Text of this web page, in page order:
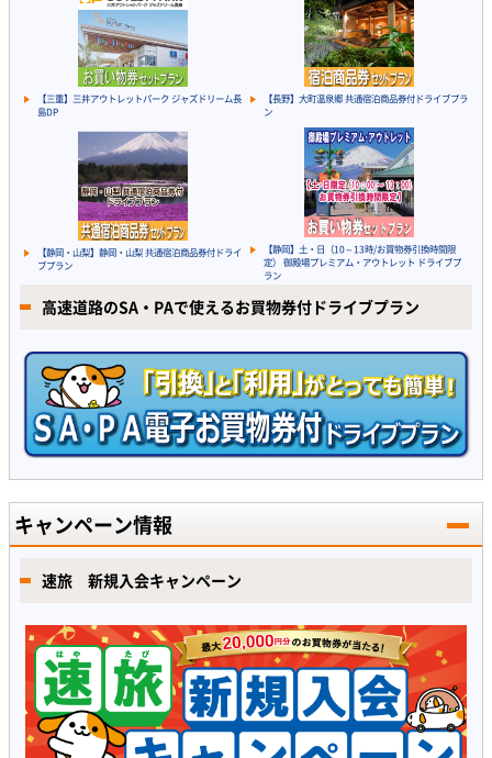
【三重】三井アウトレットパーク ジャズドリーム長
島DP
【長野】大町温泉郷 共通宿泊商品券付ドライブプラ
ン
【静岡・山梨】静岡・山梨 共通宿泊商品券付ドライ
ブプラン
【静岡】土・日（10～13時/お買物券引換時間限
定） 御殿場プレミアム・アウトレット ドライブプ
ラン
高速道路のSA・PAで使えるお買物券付ドライブプラン
キャンペーン情報
速旅 新規入会キャンペーン